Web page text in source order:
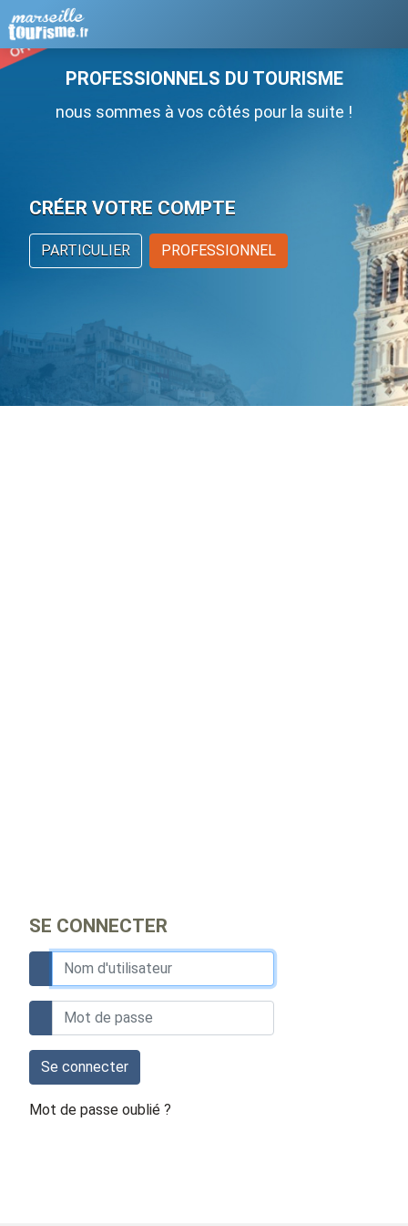
PROFESSIONNELS DU TOURISME
nous sommes à vos côtés pour la suite !
CRÉER VOTRE COMPTE
PARTICULIER PROFESSIONNEL
SE CONNECTER
Se connecter
Mot de passe oublié ?